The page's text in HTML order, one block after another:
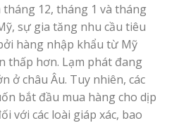
12, tháng 1 và tháng
sự gia tăng nhu cầu tiêu
hàng nhập khẩu từ Mỹ
thấp hơn. Lạm phát đang
ở châu Âu. Tuy nhiên, các
bắt đầu mua hàng cho dịp
với các loài giáp xác, bao